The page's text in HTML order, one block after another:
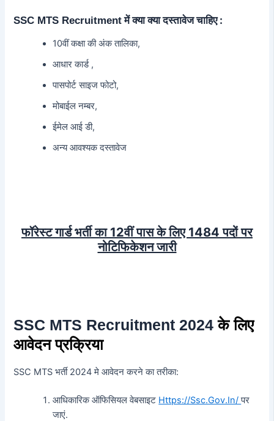
SSC MTS Recruitmentमें क्या क्या दस्तावेज चाहिए :
10वीं कक्षा की अंक तालिका,
आधार कार्ड ,
पासपोर्ट साइज फोटो,
मोबाईल नम्बर,
ईमेल आई डी,
अन्य आवश्यक दस्तावेज
फॉरेस्ट गार्ड भर्ती का 12वीं पास के लिए 1484 पदों पर
नोटिफिकेशन जारी
SSC MTS Recruitment 2024 के लिए
आवेदन प्रक्रिया
SSC MTS भर्ती 2024 मे आवेदन करने का तरीका:
आधिकारिक ऑफिसियल वेबसाइट Https://Ssc.Gov.In/पर
जाएं.